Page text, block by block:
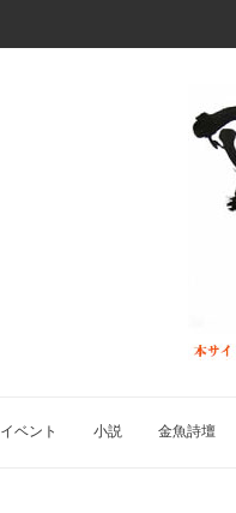
イベント 小説 金魚詩壇